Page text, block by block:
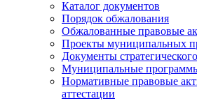
Каталог документов
Порядок обжалования
Обжалованные правовые
Проекты муниципальных
Документы
Муниципальные
Нормативные правовые
аттестации